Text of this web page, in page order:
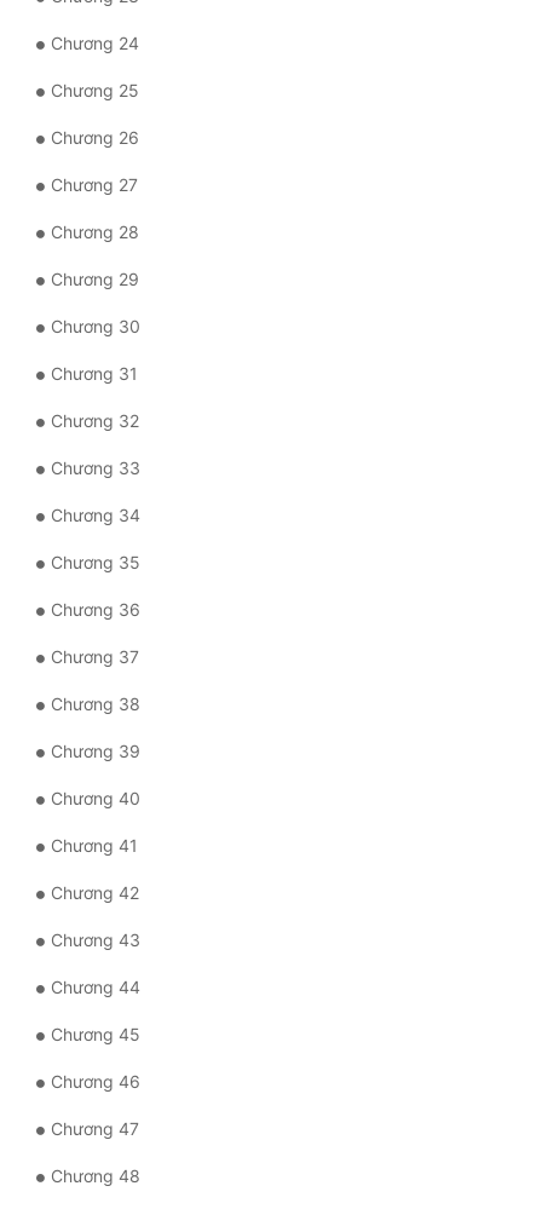
Quân Sự
Sảng Văn
Sủng
Thanh Xuân
Tiên Hiệp
Tiểu Thuyết
Trinh Thám
Triều Đấu
Trùng Sinh
Trọng Sinh
Tu Chân
Tu Tiên
Tội Phạm
Vô Địch
Võ Hiệp
Võng Du
Xuyên Không
Xuyên Nhanh
Chương 24
Chương 25
Chương 26
Chương 27
Chương 28
Chương 29
Chương 30
Chương 31
Chương 32
Chương 33
Chương 34
Chương 35
Chương 36
Chương 37
Chương 38
Chương 39
Chương 40
Chương 41
Chương 42
Chương 43
Chương 44
Chương 45
Chương 46
Chương 47
Chương 48